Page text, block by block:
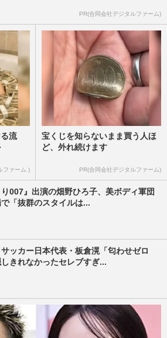
PR(合同会社デジタルファーム)
流
ファーム )
宝くじを知らないまま買う人ほ
ど、外れ続けます
PR(合同会社デジタルファーム)
り007』出演の畑野ひろ子、美ボディ軍団
「抜群のスタイルは...
ッカー日本代表・板倉滉「匂わせゼロ
きれなかったセレブすぎ...